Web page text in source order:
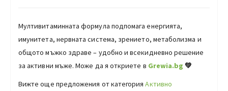
Мултивитаминната формула подпомага енергията,
имунитета, нервната система, зрението, метаболизма и
общото мъжко здраве – удобно и всекидневно решение
за активни мъже. Може да я откриете в Grewia.bg 💚
Вижте още предложения от категорияАктивно